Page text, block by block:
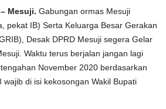
Mesuji. Gabungan ormas Mesuji
pekat IB) Serta Keluarga Besar Gerakan
Desak DPRD Mesuji segera Gelar
Waktu terus berjalan jangan lagi
November 2020 berdasarkan
wajib di isi kekosongan Wakil Bupati